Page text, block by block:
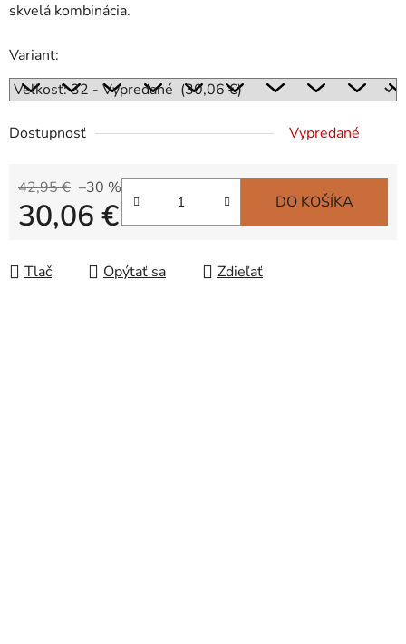
skvelá kombinácia.
Variant:
Dostupnosť Vypredané
42,95 € –30 %
30,06 € DO KOŠÍKA
Tlač Opýtať sa Zdieľať